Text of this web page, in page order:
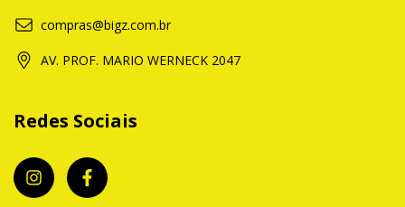
compras@bigz.com.br
AV. PROF. MARIO WERNECK 2047
Redes Sociais